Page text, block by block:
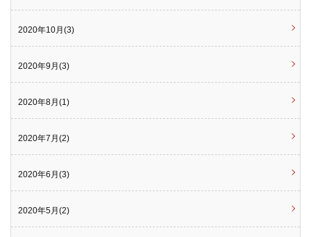
2020年10月(3)
2020年9月(3)
2020年8月(1)
2020年7月(2)
2020年6月(3)
2020年5月(2)